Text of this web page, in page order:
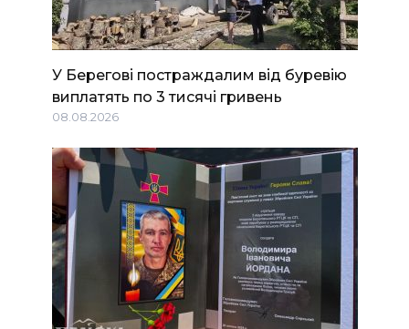
У Берегові постраждалим від буревію
виплатять по 3 тисячі гривень
08.08.2026